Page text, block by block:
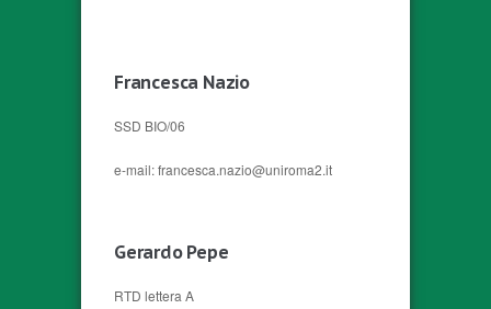
Francesca Nazio
SSD BIO/06
e-mail: francesca.nazio@uniroma2.it
Gerardo Pepe
RTD lettera A